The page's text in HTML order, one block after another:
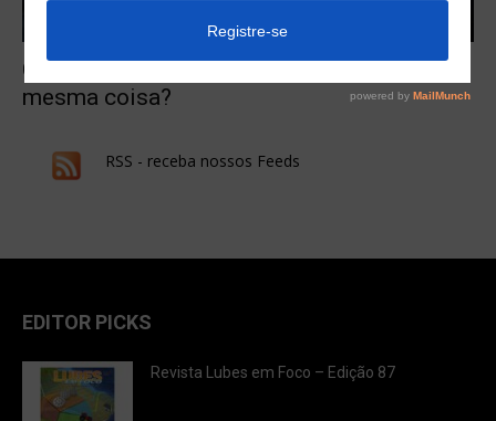
Cornering light e farol direcional são a
mesma coisa?
RSS - receba nossos Feeds
EDITOR PICKS
Revista Lubes em Foco – Edição 87